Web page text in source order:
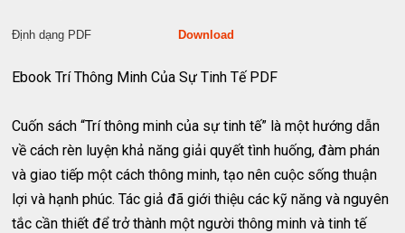
Định dạng PDFDownload
Ebook Trí Thông Minh Của Sự Tinh Tế PDF
Cuốn sách “Trí thông minh của sự tinh tế” là một hướng dẫn
về cách rèn luyện khả năng giải quyết tình huống, đàm phán
và giao tiếp một cách thông minh, tạo nên cuộc sống thuận
lợi và hạnh phúc. Tác giả đã giới thiệu các kỹ năng và nguyên
tắc cần thiết để trở thành một người thông minh và tinh tế